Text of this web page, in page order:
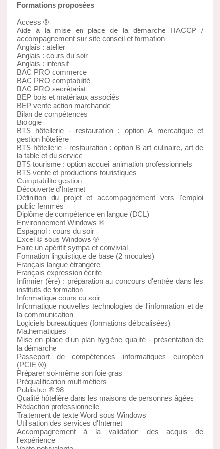
Formations proposées
Access ®
Aide à la mise en place de la démarche HACCP /
accompagnement sur site conseil et formation
Anglais : atelier
Anglais : cours du soir
Anglais : intensif
BAC PRO commerce
BAC PRO comptabilité
BAC PRO secrétariat
BEP bois et matériaux associés
BEP vente action marchande
Bilan de compétences
Biologie
BTS hôtellerie - restauration : option A mercatique et
gestion hôtelière
BTS hôtellerie - restauration : option B art culinaire, art de
la table et du service
BTS tourisme : option accueil animation professionnels
BTS vente et productions touristiques
Comptabilité gestion
Découverte d'Internet
Définition du projet et accompagnement vers l'emploi
public femmes
Diplôme de compétence en langue (DCL)
Environnement Windows ®
Espagnol : cours du soir
Excel ® sous Windows ®
Faire un apéritif sympa et convivial
Formation linguistique de base (2 modules)
Français langue étrangère
Français expression écrite
Infirmier (ère) : préparation au concours d'entrée dans les
instituts de formation
Informatique cours du soir
Informatique nouvelles technologies de l'information et de
la communication
Logiciels bureautiques (formations délocalisées)
Mathématiques
Mise en place d'un plan hygiène qualité - présentation de
la démarche
Passeport de compétences informatiques européen
(PCIE ®)
Préparer soi-même son foie gras
Préqualification multimétiers
Publisher ® 98
Qualité hôtelière dans les maisons de personnes âgées
Rédaction professionnelle
Traitement de texte Word sous Windows
Utilisation des services d'Internet
Accompagnement à la validation des acquis de
l'expérience